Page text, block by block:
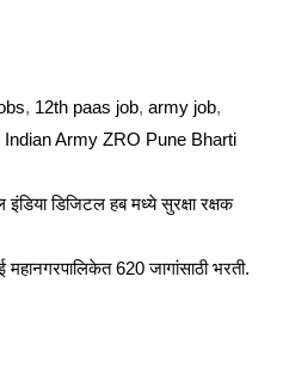
, 12th paas job, army job,
Indian Army ZRO Pune Bharti
डिजिटल हब मध्ये सुरक्षा रक्षक
620 जागांसाठी भरती.